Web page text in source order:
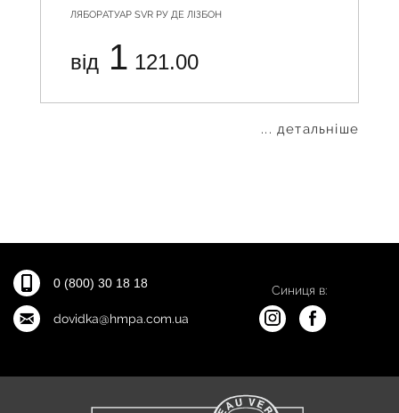
ЛЯБОРАТУАР SVR РУ ДЕ ЛІЗБОН
від 1 121.00
... детальніше
0 (800) 30 18 18
dovidka@hmpa.com.ua
Синиця в: